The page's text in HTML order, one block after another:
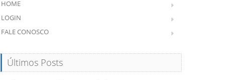
HOME
LOGIN
FALE CONOSCO
Últimos Posts